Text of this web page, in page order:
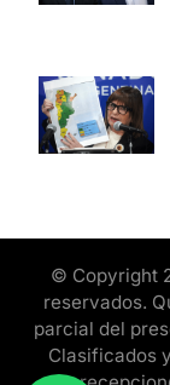
© Copyright
reservados.
parcial del
Clasificados